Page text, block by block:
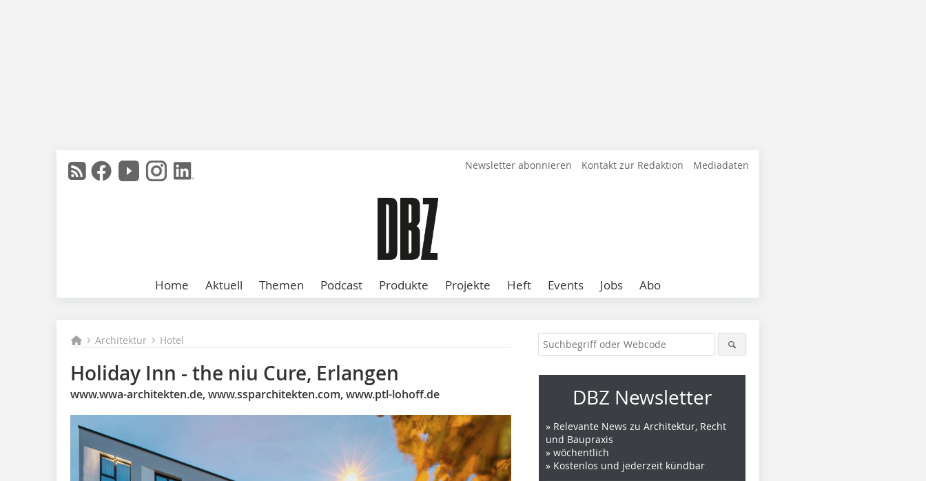
Newsletter abonnieren Kontakt zur Redaktion Mediadaten
Home Aktuell Themen Podcast Produkte Projekte Heft Events Jobs Abo
Architektur Hotel
Holiday Inn - the niu Cure, Erlangen
www.wwa-architekten.de, www.ssparchitekten.com, www.ptl-lohoff.de DBZ Newsletter
» Relevante News zu Architektur, Recht
und Baupraxis
» wöchentlich
» Kostenlos und jederzeit kündbar